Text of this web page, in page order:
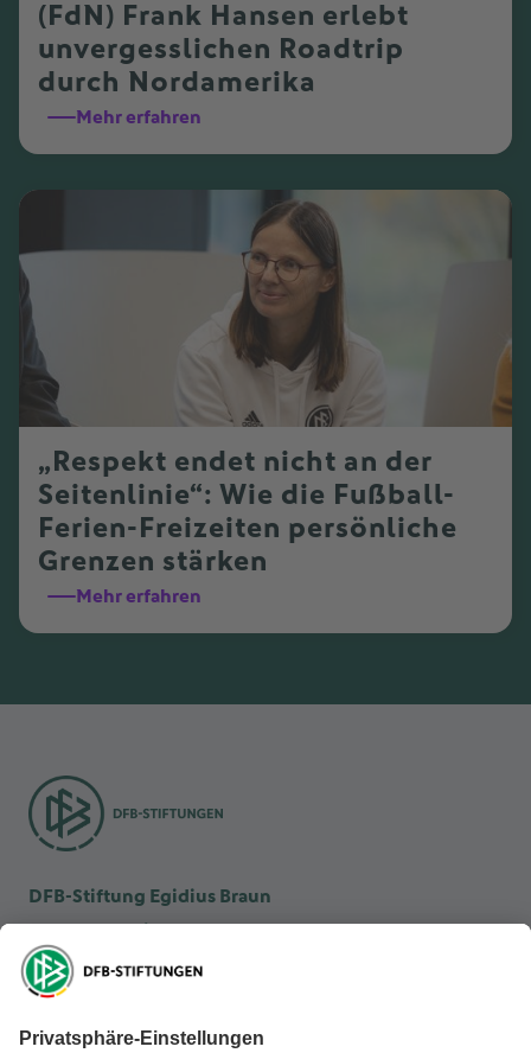
(FdN) Frank Hansen erlebt
unvergesslichen Roadtrip
durch Nordamerika
Mehr erfahren
„Respekt endet nicht an der
Seitenlinie“: Wie die Fußball-
Ferien-Freizeiten persönliche
Grenzen stärken
Mehr erfahren
DFB-Stiftung Egidius Braun
DFB-Stiftung Sepp Herberger